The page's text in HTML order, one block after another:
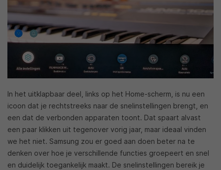
In het uitklapbaar deel, links op het Home-scherm, is nu een
icoon dat je rechtstreeks naar de snelinstellingen brengt, en
een dat de verbonden apparaten toont. Dat spaart alvast
een paar klikken uit tegenover vorig jaar, maar ideaal vinden
we het niet. Samsung zou er goed aan doen beter na te
denken over hoe je verschillende functies groepeert en snel
en duidelijk toegankelijk maakt. De snelinstellingen bereik je